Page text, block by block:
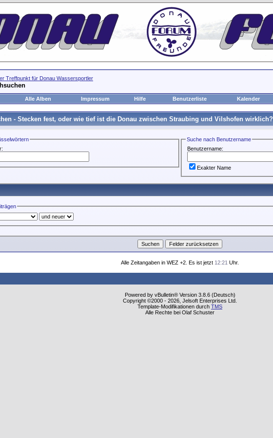
Treffpunkt für Donau Wassersportler
Alle Alben Impressum Hilfe Benutzerliste Kalender
- Stecken fest, oder wie tief ist die Donau zwischen Straubing und Vilshofen wirklich?
Suche nach Benutzername
Benutzername:
Exakter Name
Alle Zeitangaben in WEZ +2. Es ist jetzt 12:21 Uhr.
Powered by vBulletin® Version 3.8.6 (Deutsch)
Copyright ©2000 - 2026, Jelsoft Enterprises Ltd.
Template-Modifikationen durch TMS
Alle Rechte bei Olaf Schuster